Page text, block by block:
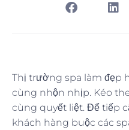
Thị trường spa làm đẹp
cùng nhộn nhịp. Kéo
cùng quyết liệt. Để tiếp
khách hàng buộc các